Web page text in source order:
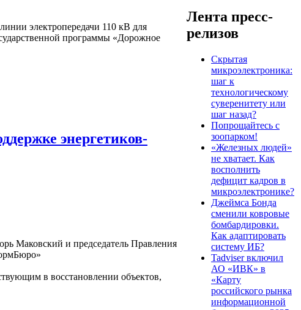
электропередачи 110 кВ для
программы «Дорожное
энергетиков-
Маковский и председатель Правления
в восстановлении объектов,
Лента пресс-
релизов
Скрытая
микроэлектроника:
шаг к
технологическому
суверенитету или
шаг назад?
Попрощайтесь с
зоопарком!
«Железных людей»
не хватает. Как
восполнить
дефицит кадров в
микроэлектронике?
Джеймса Бонда
сменили ковровые
бомбардировки.
Как адаптировать
систему ИБ?
Tadviser включил
АО «ИВК» в
«Карту
российского рынка
информационной